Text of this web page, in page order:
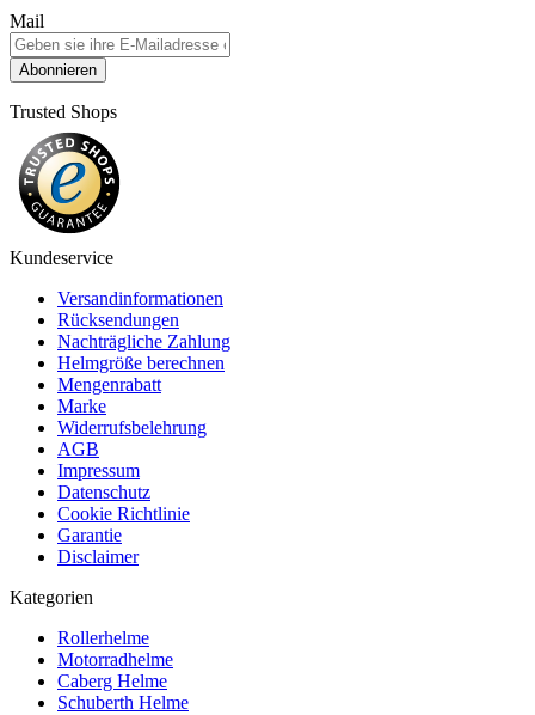
Mail
Abonnieren
Trusted Shops
Kundeservice
Versandinformationen
Rücksendungen
Nachträgliche Zahlung
Helmgröße berechnen
Mengenrabatt
Marke
Widerrufsbelehrung
AGB
Impressum
Datenschutz
Cookie Richtlinie
Garantie
Disclaimer
Kategorien
Rollerhelme
Motorradhelme
Caberg Helme
Schuberth Helme